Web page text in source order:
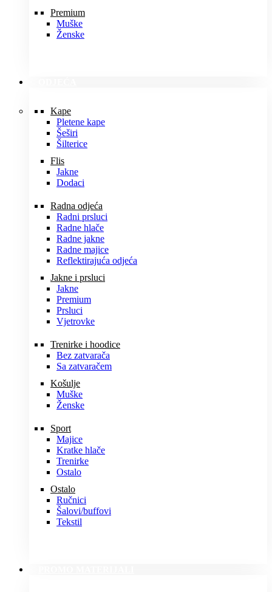
Premium
Muške
Ženske
Kape
Pletene kape
Šeširi
Šilterice
Flis
Jakne
Dodaci
Radna odjeća
Radni prsluci
Radne hlače
Radne jakne
Radne majice
Reflektirajuća odjeća
Jakne i prsluci
Jakne
Premium
Prsluci
Vjetrovke
Trenirke i hoodice
Bez zatvarača
Sa zatvaračem
Košulje
Muške
Ženske
Sport
Majice
Kratke hlače
Trenirke
Ostalo
Ostalo
Ručnici
Šalovi/buffovi
Tekstil